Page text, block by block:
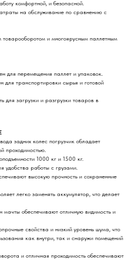
комфортной, и безопасной.
на обслуживание по сравнению с
и многоярусным паллетным
для перемещения паллет и упаковок.
для транспортировки сырья и готовой
для загрузки и разгрузки товаров в
задних колес погрузчик обладает
проходимостью.
1000 кг и 1500 кг.
удобства работы с грузами.
высокую прочность и сохраненние
легко заменять аккумулятор, что делает
обеспечивают отличную видимость и
свойства и низкий уровень шума, что
как внутри, так и снаружи помещений
и отличная проходимость обеспечивают